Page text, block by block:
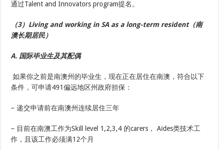
通过Talent and Innovators program提名。
（3）Living and working in SA as a long-term resident（南
澳长期居民）
A. 国际毕业生及其配偶
如果你之前是南澳州的毕业生，现在正在居住在南澳，符合以下
条件，可申请491偏远地区州政府担保：
– 递交申请前在南澳州连续居住三年
– 目前在南澳工作为Skill level 1,2,3,4 的carers， Aides类技术工
作，且该工作必须满12个月